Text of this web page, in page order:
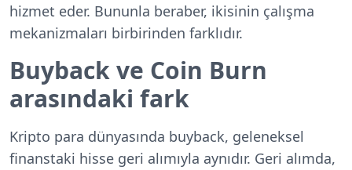
hizmet eder. Bununla beraber, ikisinin çalışma
mekanizmaları birbirinden farklıdır.
Buyback ve Coin Burn
arasındaki fark
Kripto para dünyasında buyback, geleneksel
finanstaki hisse geri alımıyla aynıdır. Geri alımda,